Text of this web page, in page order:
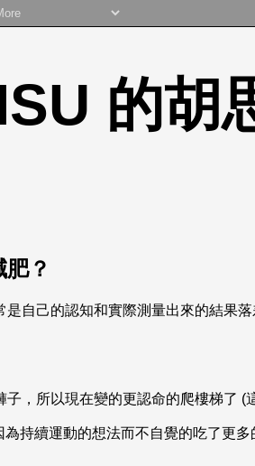
的胡
？
自己的認知和實際測量出來的結果
子，所以現在變的更認命的爬樓梯了
為持續運動的想法而不自覺的吃了更